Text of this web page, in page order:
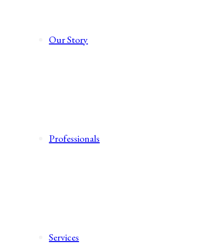
Our Story
Professionals
Services